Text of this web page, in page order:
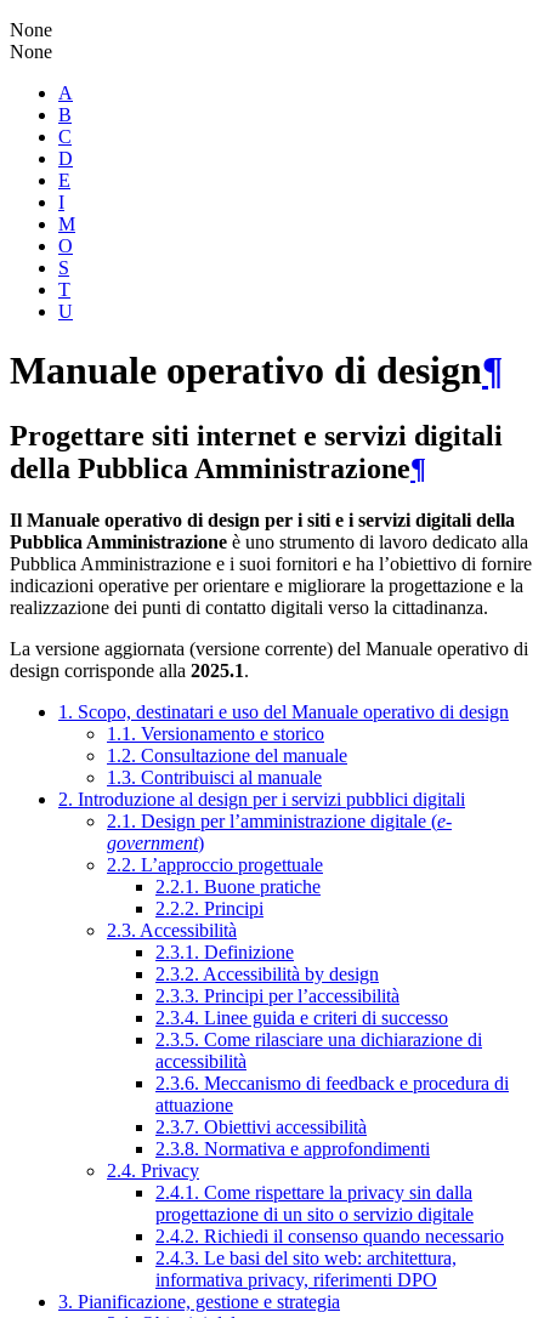
None
None
A
B
C
D
E
I
M
O
S
T
U
Manuale operativo di design¶
Progettare siti internet e servizi digitali
della Pubblica Amministrazione¶
Il Manuale operativo di design per i siti e i servizi digitali della
Pubblica Amministrazione è uno strumento di lavoro dedicato alla
Pubblica Amministrazione e i suoi fornitori e ha l’obiettivo di fornire
indicazioni operative per orientare e migliorare la progettazione e la
realizzazione dei punti di contatto digitali verso la cittadinanza.
La versione aggiornata (versione corrente) del Manuale operativo di
design corrisponde alla 2025.1.
1. Scopo, destinatari e uso del Manuale operativo di design
1.1. Versionamento e storico
1.2. Consultazione del manuale
1.3. Contribuisci al manuale
2. Introduzione al design per i servizi pubblici digitali
2.1. Design per l’amministrazione digitale (e-
government)
2.2. L’approccio progettuale
2.2.1. Buone pratiche
2.2.2. Principi
2.3. Accessibilità
2.3.1. Definizione
2.3.2. Accessibilità by design
2.3.3. Principi per l’accessibilità
2.3.4. Linee guida e criteri di successo
2.3.5. Come rilasciare una dichiarazione di
accessibilità
2.3.6. Meccanismo di feedback e procedura di
attuazione
2.3.7. Obiettivi accessibilità
2.3.8. Normativa e approfondimenti
2.4. Privacy
2.4.1. Come rispettare la privacy sin dalla
progettazione di un sito o servizio digitale
2.4.2. Richiedi il consenso quando necessario
2.4.3. Le basi del sito web: architettura,
informativa privacy, riferimenti DPO
3. Pianificazione, gestione e strategia